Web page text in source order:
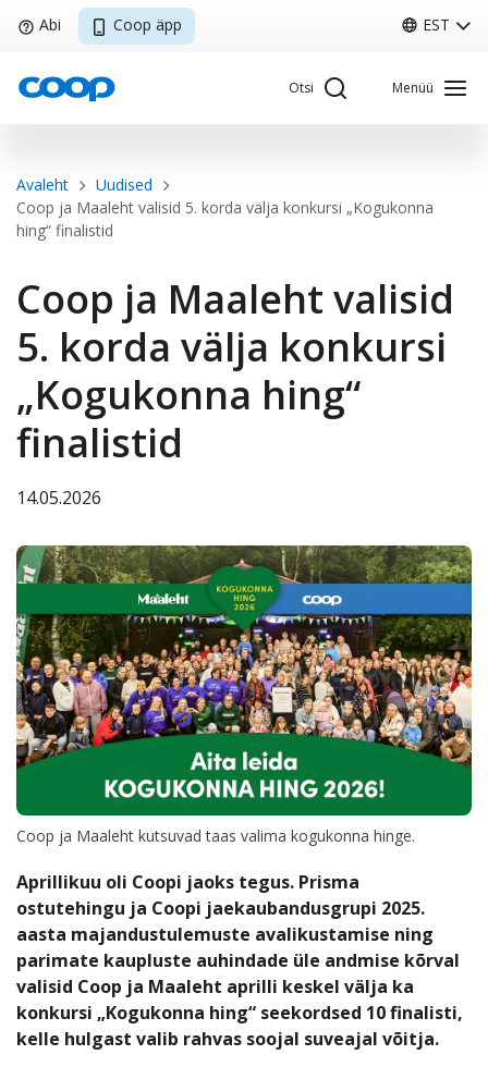
edasi
juurde
Abi Coop äpp EST
Otsi Menüü
Sisene Kliendiportaali
Coop
ESTAvalehtCoop Pakkumised
Kauplused
Breadcrumb
Avaleht
Uudised
Coop ja Maaleht valisid 5. korda välja konkursi „Kogukonna
hing“ finalistid
Coop ja Maaleht valisid
5. korda välja konkursi
„Kogukonna hing“
finalistid
14.05.2026
Coop ja Maaleht kutsuvad taas valima kogukonna hinge.
Aprillikuu oli Coopi jaoks tegus. Prisma
ostutehingu ja Coopi jaekaubandusgrupi 2025.
aasta majandustulemuste avalikustamise ning
parimate kaupluste auhindade üle andmise kõrval
valisid Coop ja Maaleht aprilli keskel välja ka
konkursi „Kogukonna hing“ seekordsed 10 finalisti,
kelle hulgast valib rahvas soojal suveajal võitja.